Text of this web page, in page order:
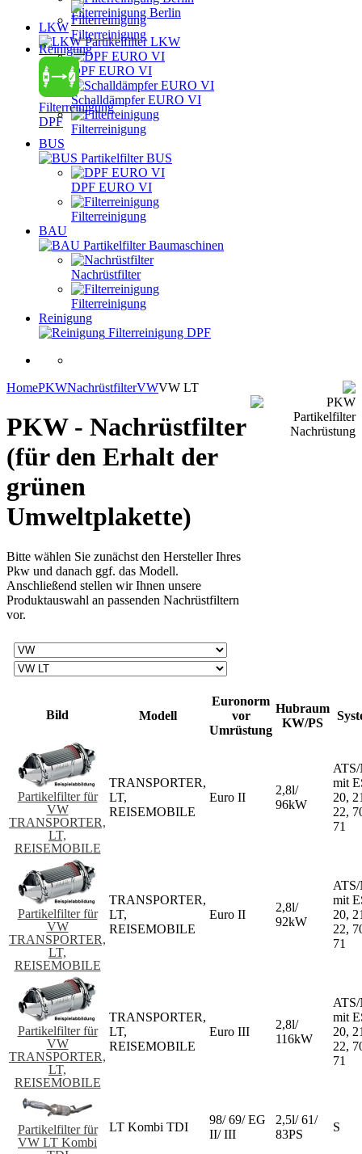
Filterreinigung
Reinigung
Filterreinigung
DPF
Filterreinigung Berlin
LKW
Partikelfilter LKW
DPF EURO VI
Schalldämpfer EURO VI
Filterreinigung
BUS
Partikelfilter BUS
DPF EURO VI
Filterreinigung
BAU
Partikelfilter Baumaschinen
Nachrüstfilter
Filterreinigung
Reinigung
Filterreinigung DPF
HomePKWNachrüstfilterVWVW LT
PKW - Nachrüstfilter
(für den Erhalt der
grünen
Umweltplakette)
Bitte wählen Sie zunächst den Hersteller Ihres
Pkw und danach ggf. das Modell.
Anschließend stellen wir Ihnen unsere
Produktauswahl an passenden Nachrüstfiltern
vor.
Bild Modell
Euronorm
vor
Umrüstung
Hubraum
KW/PS
Partikelfilter für
VW
TRANSPORTER,
LT,
REISEMOBILE
TRANSPORTER,
LT,
REISEMOBILE
Euro II
2,8l/
96kW
mit
20,
22,
71
Partikelfilter für
VW
TRANSPORTER,
LT,
REISEMOBILE
TRANSPORTER,
LT,
REISEMOBILE
Euro II
2,8l/
92kW
mit
20,
22,
71
Partikelfilter für
VW
TRANSPORTER,
LT,
REISEMOBILE
TRANSPORTER,
LT,
REISEMOBILE
Euro III
2,8l/
116kW
mit
20,
22,
71
Partikelfilter für
VW LT Kombi
LT Kombi TDI
98/ 69/ EG
II/ III
2,5l/ 61/
83PS
S